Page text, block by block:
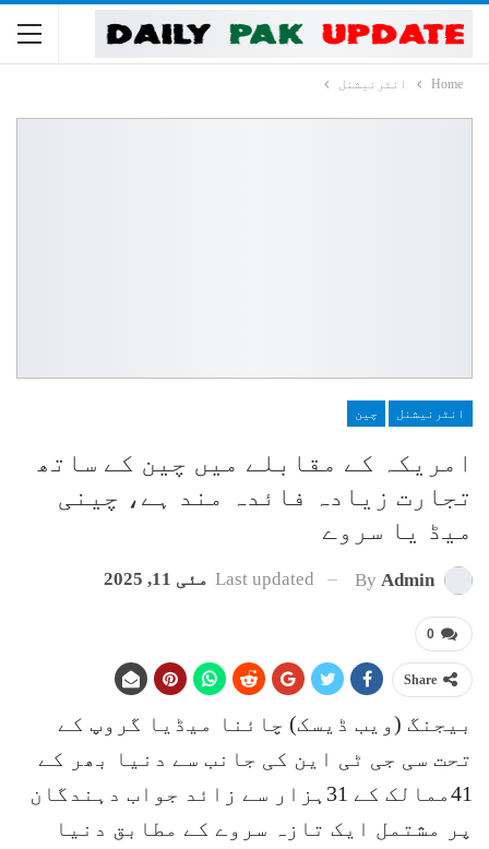
Home انٹرنیشنل
انٹرنیشنل چین
امریکہ کے مقابلے میں چین کے ساتھ
تجارت زیادہ فائدہ مند ہے، چینی
میڈ یا سروے
By Admin
Last updated مئی 11, 2025
0
Share
بیجنگ (ویب ڈیسک) چائنا میڈیا گروپ کے
تحت سی جی ٹی این کی جانب سے دنیا بھر کے
41ممالک کے 31ہزار سے زائد جواب دہندگان
پر مشتمل ایک تازہ سروے کے مطابق دنیا